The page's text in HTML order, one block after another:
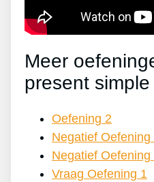
Meer
present simple
Oefening 2
Negatief Oefening
Negatief Oefening
Vraag Oefening 1